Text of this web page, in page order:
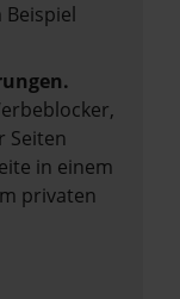
Beispiel
Seiten
in einem
privaten